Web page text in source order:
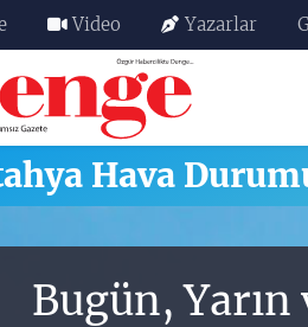
Video Yazarlar
Hava
Bugün,